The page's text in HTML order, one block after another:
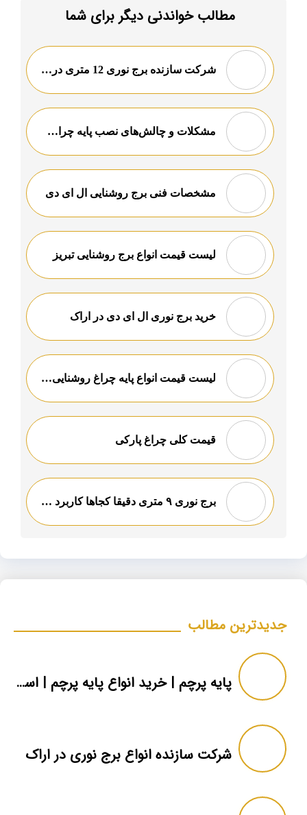
مطالب خواندنی دیگر برای شما
شرکت سازنده برج نوری 12 متری در اراک
مشکلات و چالش‌های نصب پایه‌ چراغ پارکی
مشخصات فنی برج روشنایی ال ای دی
لیست قیمت انواع برج روشنایی تبریز
خرید برج نوری ال ای دی در اراک
لیست قیمت انواع پایه چراغ روشنایی سولار ارزان
قیمت کلی چراغ پارکی
برج نوری ۹ متری دقیقا کجاها کاربرد دارد و برای چه فضاهایی مناسب است؟
جدیدترین مطالب
پایه پرچم | خرید انواع پایه پرچم | استعلام قیمت با ۱ تماس
شرکت سازنده انواع برج نوری در اراک